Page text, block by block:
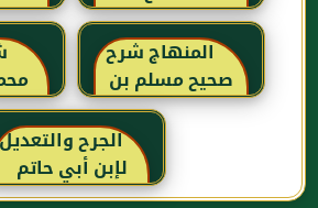
المنهاج شرح
صحيح مسلم بن
الحجاج
الجرح
لإبن أبي حاتم